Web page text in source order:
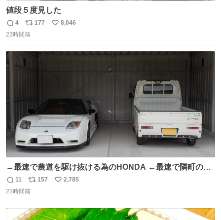
値段５度見した
返
信
4
リ
ポ
ト
177
い
8,046
23時間前
→最速で農道を駆け抜ける為のHONDA ←最速で隣町の集
会所に行く為のHONDA
返
信
11
リ
ポ
ト
157
い
数
2,785
23時間前